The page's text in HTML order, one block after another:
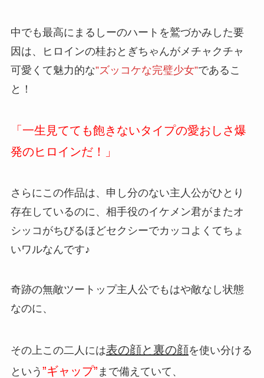
中でも最高にまるしーのハートを鷲づかみした要
因は、ヒロインの桂おとぎちゃんがメチャクチャ
可愛くて魅力的な”ズッコケな完璧少女”であるこ
と！
「一生見てても飽きないタイプの愛おしさ爆
発のヒロインだ！」
さらにこの作品は、申し分のない主人公がひとり
存在しているのに、相手役のイケメン君がまたオ
シッコがちびるほどセクシーでカッコよくてちょ
いワルなんです♪
奇跡の無敵ツートップ主人公でもはや敵なし状態
なのに、
その上この二人には表の顔と裏の顔を使い分ける
という ”ギャップ” まで備えていて、